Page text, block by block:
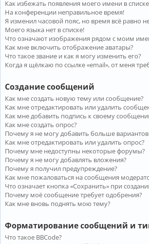
Как избежать появления моего имени в
На конференции неправильное время!
Я изменил часовой пояс, но время всё равно
Моего языка нет в списке!
Что означают изображения рядом с моим
Как мне включить отображение аватары?
Что такое звание и как я могу изменить его?
Когда я щёлкаю по ссылке «email», от меня
Создание сообщений
Как мне создать новую тему или сообщение?
Как мне отредактировать или удалить
Как мне добавить подпись к своему
Как мне создать опрос?
Почему я не могу добавить больше вариантов
Как мне отредактировать или удалить опрос?
Почему мне недоступны некоторые форумы?
Почему я не могу добавлять вложения?
Почему я получил предупреждение?
Как мне пожаловаться на сообщения
Что означает кнопка «Сохранить» при
Почему моё сообщение требует одобрения?
Как мне вновь поднять мою тему?
Форматирование сообщений и
Что такое BBCode?